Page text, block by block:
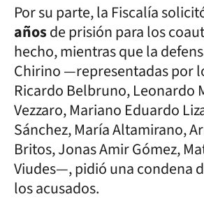
Por su parte, la Fiscalía
añosde prisión para los
hecho, mientras que la
Chirino —representadas por
Ricardo Belbruno, Leonardo
Vezzaro, Mariano Eduardo
Sánchez, María Altamirano,
Britos, Jonas Amir Gómez,
Viudes—, pidió una condena
los acusados.